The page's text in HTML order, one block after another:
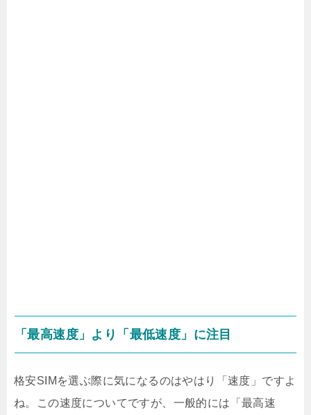
「最高速度」より「最低速度」に注目
格安SIMを選ぶ際に気になるのはやはり「速度」ですよ
ね。この速度についてですが、一般的には「最高速